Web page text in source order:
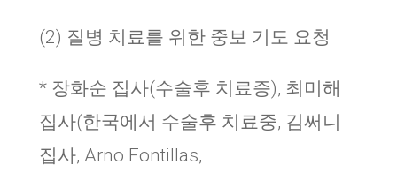
(2) 질병 치료를 위한 중보 기도 요청
* 장화순 집사(수술후 치료증), 최미해
집사(한국에서 수술후 치료중, 김써니
집사, Arno Fontillas,